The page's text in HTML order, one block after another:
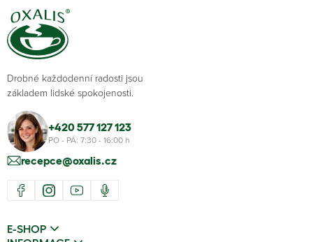
Drobné každodenní radosti jsou
základem lidské spokojenosti.
+420 577 127 123
PO - PÁ: 7:30 - 16:00 h
recepce@oxalis.cz
E-SHOP